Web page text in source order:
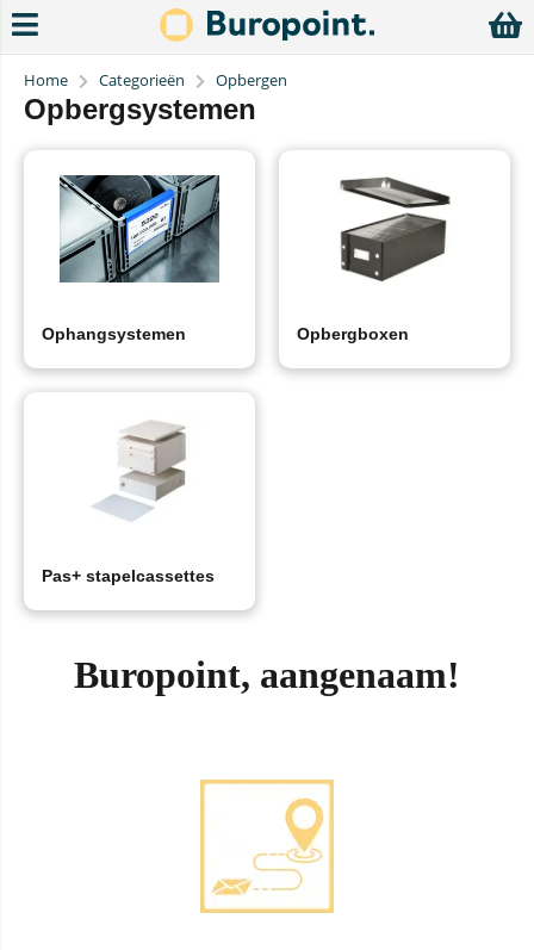
Home Categorieën Opbergen
Opbergsystemen
Ophangsystemen Opbergboxen
Pas+ stapelcassettes
Buropoint, aangenaam!